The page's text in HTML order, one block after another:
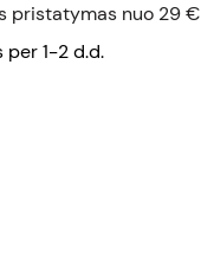
pristatymas nuo 29 €
1-2 d.d.